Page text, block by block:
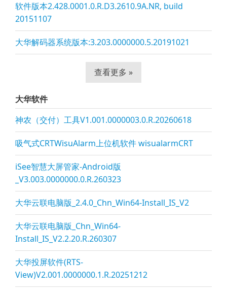
软件版本2.428.0001.0.R.D3.2610.9A.NR, build
20151107
大华解码器系统版本:3.203.0000000.5.20191021
查看更多 »
大华软件
神农（交付）工具V1.001.0000003.0.R.20260618
吸气式CRTWisuAlarm上位机软件 wisualarmCRT
iSee智慧大屏管家-Android版
_V3.003.0000000.0.R.260323
大华云联电脑版_2.4.0_Chn_Win64-Install_IS_V2
大华云联电脑版_Chn_Win64-
Install_IS_V2.2.20.R.260307
大华投屏软件(RTS-
View)V2.001.0000000.1.R.20251212